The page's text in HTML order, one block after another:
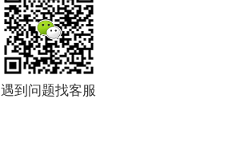
遇到问题找客服